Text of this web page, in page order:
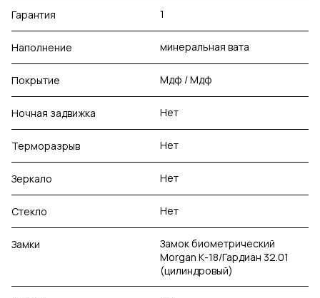
Гарантия 1
Наполнение минеральная вата
Покрытие Мдф / Мдф
Ночная задвижка Нет
Терморазрыв Нет
Зеркало Нет
Стекло Нет
Замки
Замок биометрический
Morgan К-18/Гардиан 32.01
(цилиндровый)